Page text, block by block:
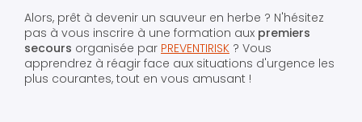
Alors, prêt à devenir un sauveur en herbe ? N'hésitez
pas à vous inscrire à une formation aux premiers
secours organisée par PREVENTIRISK ? Vous
apprendrez à réagir face aux situations d'urgence les
plus courantes, tout en vous amusant !